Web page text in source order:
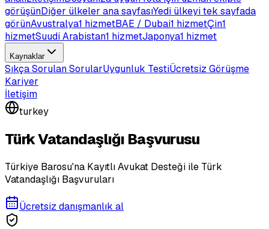
görüşünDiğer ülkeler ana sayfasıYedi ülkeyi tek sayfada
görünAvustralya1 hizmetBAE / Dubai1 hizmetÇin1
hizmetSuudi Arabistan1 hizmetJaponya1 hizmet
Kaynaklar
Sıkça Sorulan SorularUygunluk TestiÜcretsiz Görüşme
Kariyer
İletişim
turkey
Türk Vatandaşlığı Başvurusu
Türkiye Barosu'na Kayıtlı Avukat Desteği ile Türk
Vatandaşlığı Başvuruları
Ücretsiz danışmanlık al